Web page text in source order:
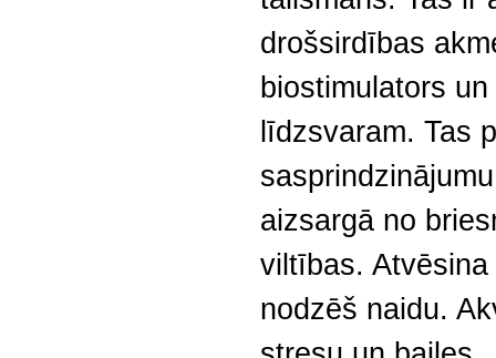
drošsirdības
biostimulators
līdzsvaram. Tas
aizsargā no
viltības.
nodzēš naidu.